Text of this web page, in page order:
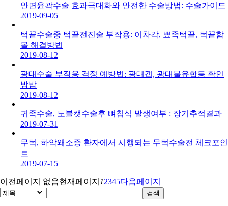
안면윤곽수술 효과극대화와 안전한 수술방법: 수술가이드
2019-09-05
턱끝수술중 턱끝전진술 부작용: 이차각, 뾰족턱끝, 턱끝함
몰 해결방법
2019-08-12
광대수술 부작용 걱정 예방법: 광대갭, 광대불유합등 확인
방밥
2019-08-12
귀족수술, 노블캣수술후 뼈침식 발생여부 : 장기추적결과
2019-07-31
무턱, 하악왜소증 환자에서 시행되는 무턱수술전 체크포인
트
2019-07-15
이전페이지 없음현재페이지 12345다음페이지
검색